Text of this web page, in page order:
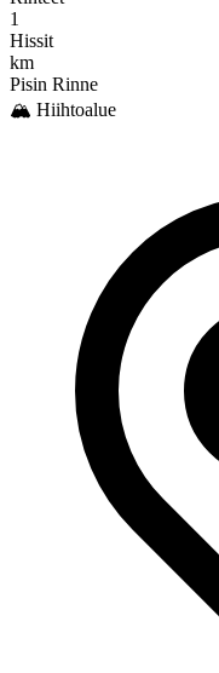
1
Hissit
km
Pisin Rinne
🏔️ Hiihtoalue